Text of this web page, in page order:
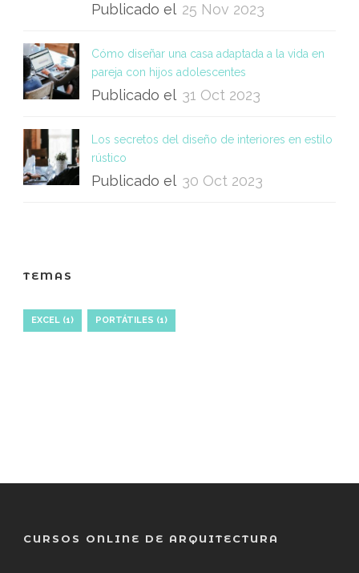
Publicado el 25 Nov 2023
Cómo diseñar una casa adaptada a la vida en
pareja con hijos adolescentes
Publicado el 31 Oct 2023
Los secretos del diseño de interiores en estilo
rústico
Publicado el 30 Oct 2023
TEMAS
EXCEL (1) PORTÁTILES (1)
CURSOS ONLINE DE ARQUITECTURA